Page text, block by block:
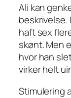
Ali kan
haft sex
skønt. Men
hvor han
virker helt
Stimulering